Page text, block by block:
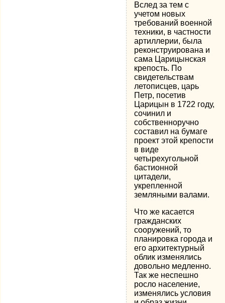
Вслед за тем с
учетом новых
требований военной
техники, в частности
артиллерии, была
реконструирована и
сама Царицынская
крепость. По
свидетельствам
летописцев, царь
Петр, посетив
Царицын в 1722 году,
сочинил и
собственноручно
составил на бумаге
проект этой крепости
в виде
четырехугольной
бастионной
цитадели,
укрепленной
земляными валами.
Что же касается
гражданских
сооружений, то
планировка города и
его архитектурный
облик изменялись
довольно медленно.
Так же неспешно
росло население,
изменялись условия